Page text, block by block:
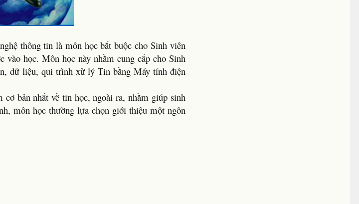
thông tin là môn học bắt buộc cho Sinh viên
vào học. Môn học này nhằm cung cấp cho Sinh
dữ liệu, qui trình xử lý Tin bằng Máy tính điện
bản nhất về tin học, ngoài ra, nhằm giúp sinh
môn học thường lựa chọn giới thiệu một ngôn